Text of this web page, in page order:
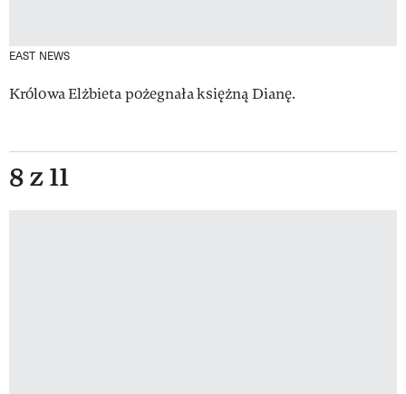
EAST NEWS
Królowa Elżbieta pożegnała księżną Dianę.
8 z 11